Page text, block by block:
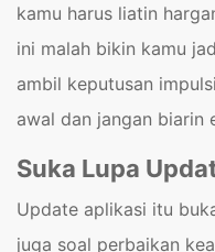
kamu harus liatin
ini malah bikin kamu
ambil keputusan
awal dan jangan biarin
Suka Lupa
Update aplikasi itu
juga soal perbaikan